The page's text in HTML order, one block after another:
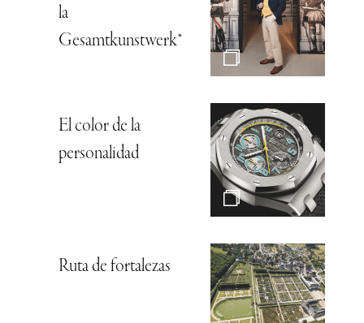
la
Gesamtkunstwerk*
El color de la
personalidad
Ruta de fortalezas